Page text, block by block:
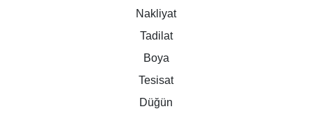
Nakliyat
Tadilat
Boya
Tesisat
Düğün